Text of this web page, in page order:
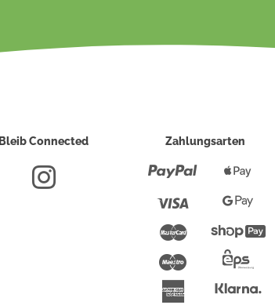
Bleib Connected Zahlungsarten
Paypal
Mastercard
Maestro
American
Pay
Pay